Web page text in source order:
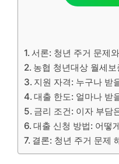
서론: 청년 주거 문제
농협 청년대상 월세
지원 자격: 누구나 받
대출 한도: 얼마나 받
금리 조건: 이자 부담
대출 신청 방법: 어떻
결론: 청년 주거 문제